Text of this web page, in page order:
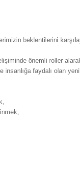
beklentilerini
önemli roller
faydalı olan